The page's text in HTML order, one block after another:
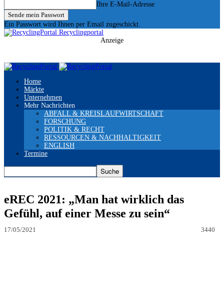
Ihre E-Mail-Adresse
Ein Passwort wird Ihnen per Email zugeschickt.
Recyclingportal
Anzeige
Home
Märkte
Unternehmen
Mehr Nachrichten
ABFALL & KREISLAUFWIRTSCHAFT
FORSCHUNG
POLITIK & RECHT
RESSOURCEN & NACHHALTIGKEIT
ENGLISH
Termine
eREC 2021: „Man hat wirklich das
Gefühl, auf einer Messe zu sein“
17/05/2021 3440